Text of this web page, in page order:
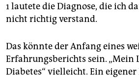
1 lautete die Diagno­se, die ich
nicht richtig verstand.
Das könnte der Anfang eines
Erfahrungsberichts sein. „Mein
Diabetes“ vielleicht. Ein eigener